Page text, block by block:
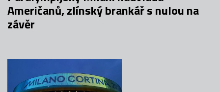
Američanů, zlínský brankář s nulou na
závěr